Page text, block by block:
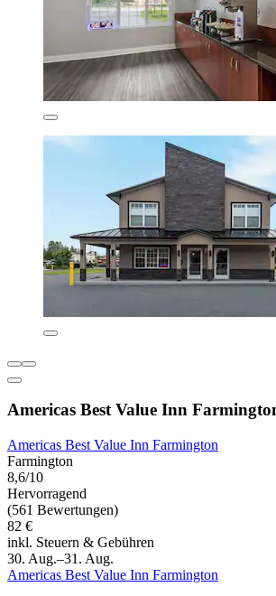
Americas Best Value Inn
Americas Best Value Inn Farmington
Farmington
8,6/10
Hervorragend
(561 Bewertungen)
82 €
inkl. Steuern & Gebühren
30. Aug.–31. Aug.
Americas Best Value Inn Farmington